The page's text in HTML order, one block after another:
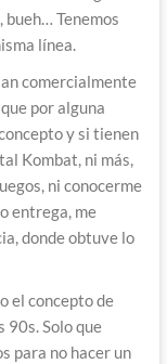
Tenemos
línea.
comercialmente
por alguna
y si tienen
Kombat, ni más,
ni conocerme
entrega, me
donde obtuve lo
el concepto de
90s. Solo que
para no hacer un